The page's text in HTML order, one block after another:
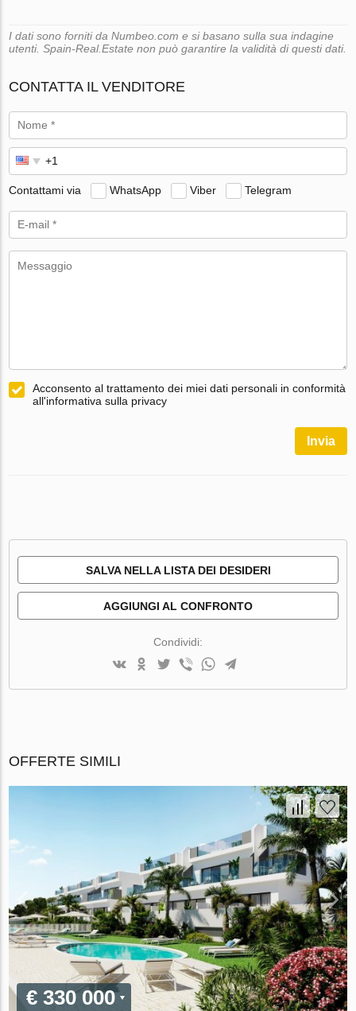
I dati sono forniti da Numbeo.com e si basano sulla sua indagine
utenti. Spain-Real.Estate non può garantire la validità di questi dati.
CONTATTA IL VENDITORE
Contattami via WhatsApp Viber Telegram
Acconsento al trattamento dei miei dati personali in conformità
all'informativa sulla privacy
Invia
SALVA NELLA LISTA DEI DESIDERI
AGGIUNGI AL CONFRONTO
Condividi:
OFFERTE SIMILI
€ 330 000